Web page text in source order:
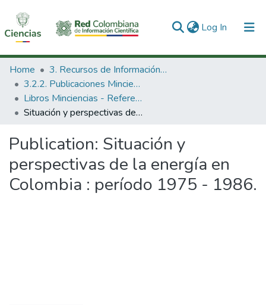
Log In (current)
Communities & Collections
All of DSpace
Statistics
Home
3. Recursos de Información Científica y Tecnológica
3.2.2. Publicaciones Minciencias
Libros Minciencias - Referenciales
Situación y perspectivas de la energía en Colombia : período 1975 - 1986.
Publication: Situación y
perspectivas de la energía en
Colombia : período 1975 - 1986.